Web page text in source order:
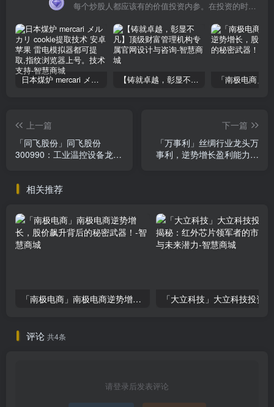
每个炒股人都应该有的价值投资内参。在投资的时候，我们把自己看成是企业分析师——而不是市场分析师，也不是宏观经济分析师，更不是证券分析师。
日本煤炉 mercari メルカリ cookie提取技术 安卓 苹果 雷电模拟器都可提取,指纹浏览器上号。技术支持 【铸就卓越，彰显不凡】顶级财富管理机构专属官网设计与咨询
上一篇
「同飞股份」同飞股份
300990：工业温控设备龙
下一篇
「万事利」丝绸行业龙头万
事利，逆势增长盈利能力引
相关推荐
「南极电商」南极电商逆势增长，股价飙升背后的秘密武器！
评论 共4条
请登录后发表评论